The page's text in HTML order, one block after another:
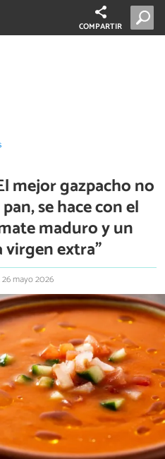
COMPARTIR
mejor gazpacho no
se hace con el
maduro y un
virgen extra”
26 mayo 2026